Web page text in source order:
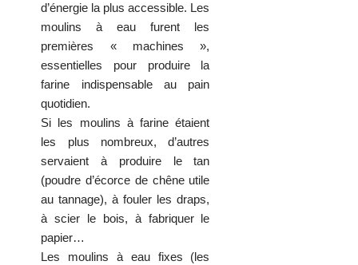
d’énergie la plus accessible. Les
moulins à eau furent les
premières « machines »,
essentielles pour produire la
farine indispensable au pain
quotidien.
Si les moulins à farine étaient
les plus nombreux, d’autres
servaient à produire le tan
(poudre d’écorce de chêne utile
au tannage), à fouler les draps,
à scier le bois, à fabriquer le
papier…
Les moulins à eau fixes (les